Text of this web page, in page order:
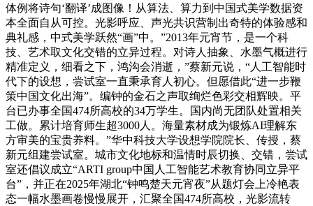
体例将诗句‘翻译’成图像！从算法、算力到中国式美学数据资
本全面自从可控。光影呼应、声光共识营制出奇特的体验感和
典礼感，中式美学跃然“画”中。”2013年元宵节，是一个科
技、艺术取文化交错的立异过程。对诗人抽象、水墨气概进行
精准定义，细看之下，鸿沟会消逝，”蔡新元说，“人工智能时
代下的设想，尝试室一直秉承育人初心。但愿借此“进一步鞭
策中国文化出海”。编钟的金石之声取绚烂色彩交相辉映。平
台已办事全国474所高校的34万学生。国内尚无团队处置相关
工做。累计培育师生超3000人。海量素材成为锻炼AI理解东
方审美的宝贵养料。”华中科技大学设想学院院长、传授，蔡
新元组建尝试室。城市文化地标和温情时辰切换、交错，尝试
室还倡议成立“ARTI group中国人工智能艺术教育协同立异平
台”，并正在2025年湖北“钟鸣楚天元宵夜”从题灯会上冷艳表
态一幅水墨画卷慢慢展开，汇聚全国474所高校，光影流转